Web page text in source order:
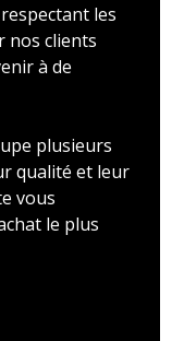
les
nos clients
à de
plusieurs
qualité et leur
vous
le plus